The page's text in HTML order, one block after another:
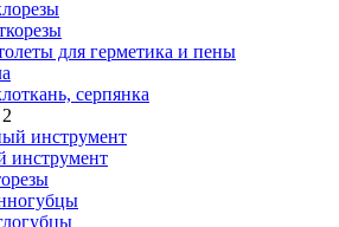
для герметика и пены
серпянка
инструмент